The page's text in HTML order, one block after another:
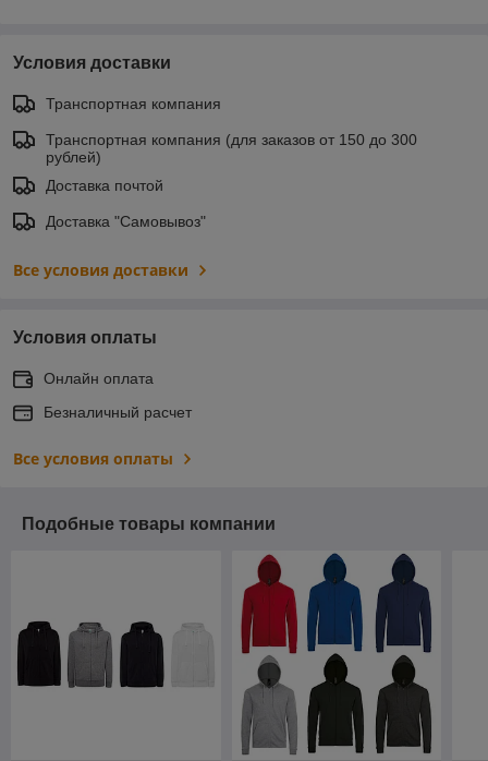
Условия доставки
Транспортная компания
Транспортная компания (для заказов от 150 до 300
рублей)
Доставка почтой
Доставка "Самовывоз"
Все условия доставки
Условия оплаты
Онлайн оплата
Безналичный расчет
Все условия оплаты
Подобные товары компании